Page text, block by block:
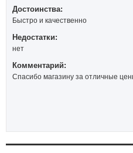
Достоинства:
Быстро и качественно
Недостатки:
нет
Комментарий:
Спасибо магазину за отличные